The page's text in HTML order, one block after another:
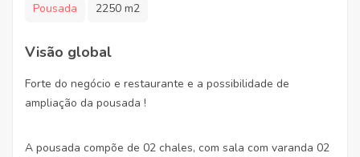
Pousada 2250 m2
Visão global
Forte do negócio e restaurante e a possibilidade de
ampliação da pousada !
A pousada compõe de 02 chales, com sala com varanda 02